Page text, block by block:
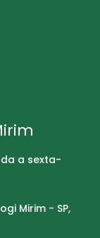
a sexta-
Mirim - SP,